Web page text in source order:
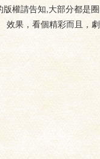
權請告知,大部分都是
效果，看個精彩而且，